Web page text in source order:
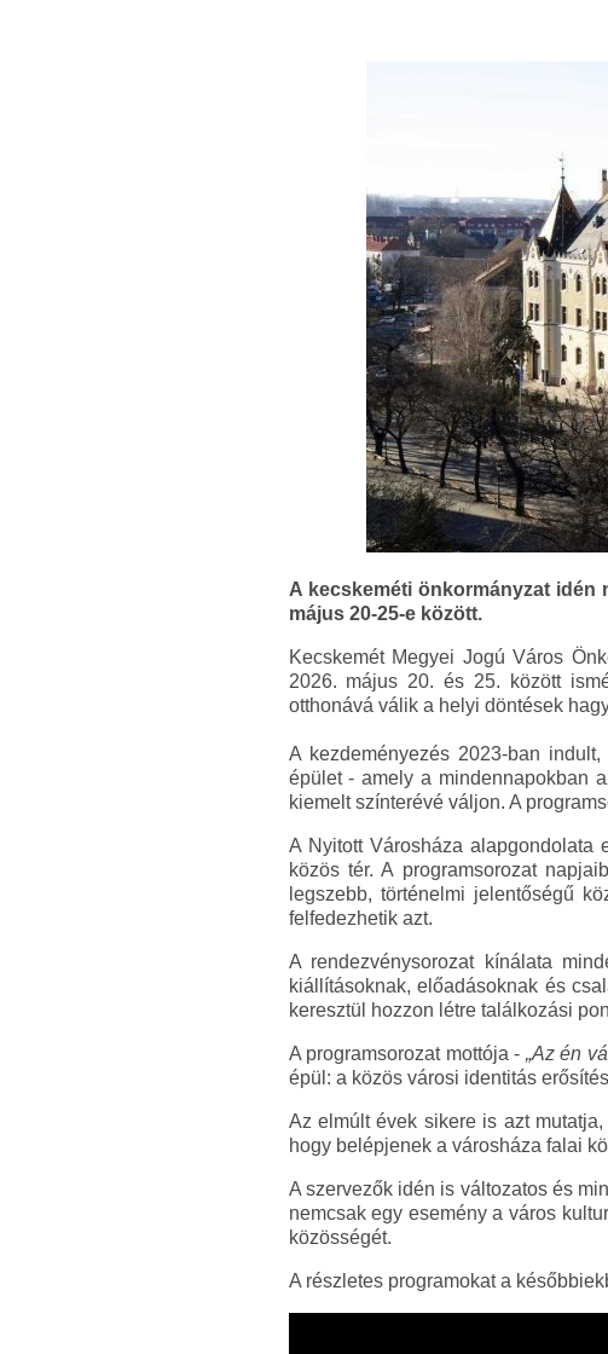
A kecskeméti önkormányzat idén
május 20-25-e között.
Kecskemét Megyei Jogú Város
2026. május 20. és 25. között
otthonává válik a helyi döntések
A kezdeményezés 2023-ban
épület - amely a mindennapokban
kiemelt színterévé váljon. A
A Nyitott Városháza alapgondolata
közös tér. A programsorozat
legszebb, történelmi jelentőségű
felfedezhetik azt.
A rendezvénysorozat kínálata
kiállításoknak, előadásoknak és
keresztül hozzon létre találkozási
A programsorozat mottója - „Az én
épül: a közös városi identitás
Az elmúlt évek sikere is azt
hogy belépjenek a városháza falai
A szervezők idén is változatos és
nemcsak egy esemény a város
közösségét.
A részletes programokat a